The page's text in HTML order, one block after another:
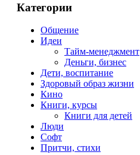
Категории
Общение
Идеи
Тайм-менеджмент
Деньги, бизнес
Дети, воспитание
Здоровый образ жизни
Кино
Книги, курсы
Книги для детей
Люди
Софт
Притчи, стихи